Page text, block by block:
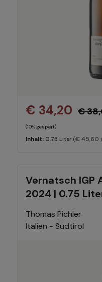
€ 34,20 €
(10% gespart)
Inhalt: 0.75 Liter (€ 45,60
Vernatsch IGP
2024 | 0.75
Thomas Pichler
Italien - Südtirol